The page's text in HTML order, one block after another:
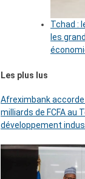
Tchad :
les
Les plus lus
Afreximbank
milliards de FCFA au
développement